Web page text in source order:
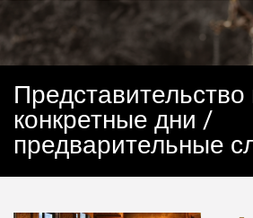
Представительство
конкретные дни /
предварительные